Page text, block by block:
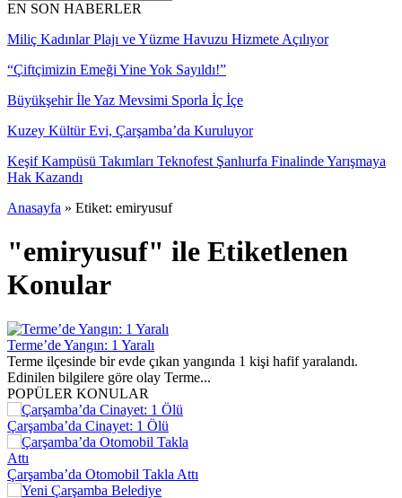
EN SON HABERLER
Miliç Kadınlar Plajı ve Yüzme Havuzu Hizmete Açılıyor
“Çiftçimizin Emeği Yine Yok Sayıldı!”
Büyükşehir İle Yaz Mevsimi Sporla İç İçe
Kuzey Kültür Evi, Çarşamba’da Kuruluyor
Keşif Kampüsü Takımları Teknofest Şanlıurfa Finalinde Yarışmaya
Hak Kazandı
Anasayfa » Etiket: emiryusuf
"emiryusuf" ile Etiketlenen
Konular
Terme’de Yangın: 1 Yaralı
Terme ilçesinde bir evde çıkan yangında 1 kişi hafif yaralandı.
Edinilen bilgilere göre olay Terme...
POPÜLER KONULAR
Çarşamba’da Cinayet: 1 Ölü
Çarşamba’da Otomobil Takla Attı